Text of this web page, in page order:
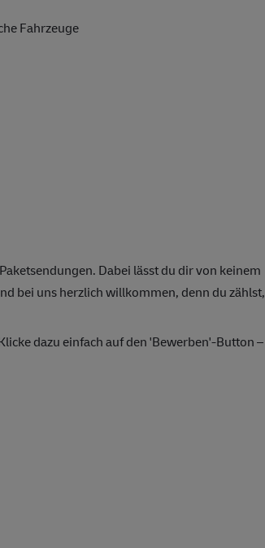
Fahrzeuge
Dabei lässt du dir von keinem
bei uns herzlich willkommen, denn du zählst,
dazu einfach auf den 'Bewerben'-Button –